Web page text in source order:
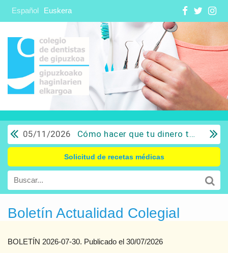
Español Euskera
05/11/2026 Cómo hacer que tu dinero trabaje para ti: Del ahorro a la inversión con sentido común.
Solicitud de recetas médicas
Boletín Actualidad Colegial
BOLETÍN 2026-07-30. Publicado el 30/07/2026